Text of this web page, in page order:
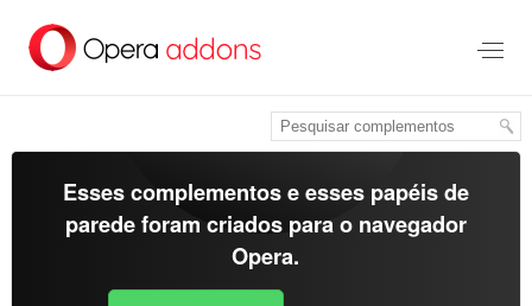
para
Esses complementos e esses papéis de
parede foram criados para o navegador
Opera.